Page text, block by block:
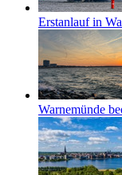
Erstanlauf in
Warnemünde